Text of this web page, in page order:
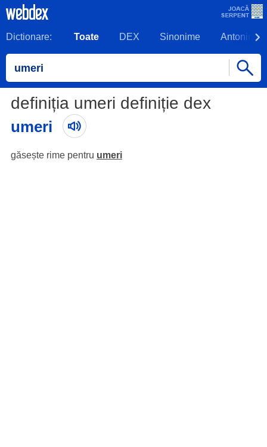
Dictionare: Toate DEX Sinonime Antonime
definiția umeri definiție dex
umeri
găsește rime pentru umeri